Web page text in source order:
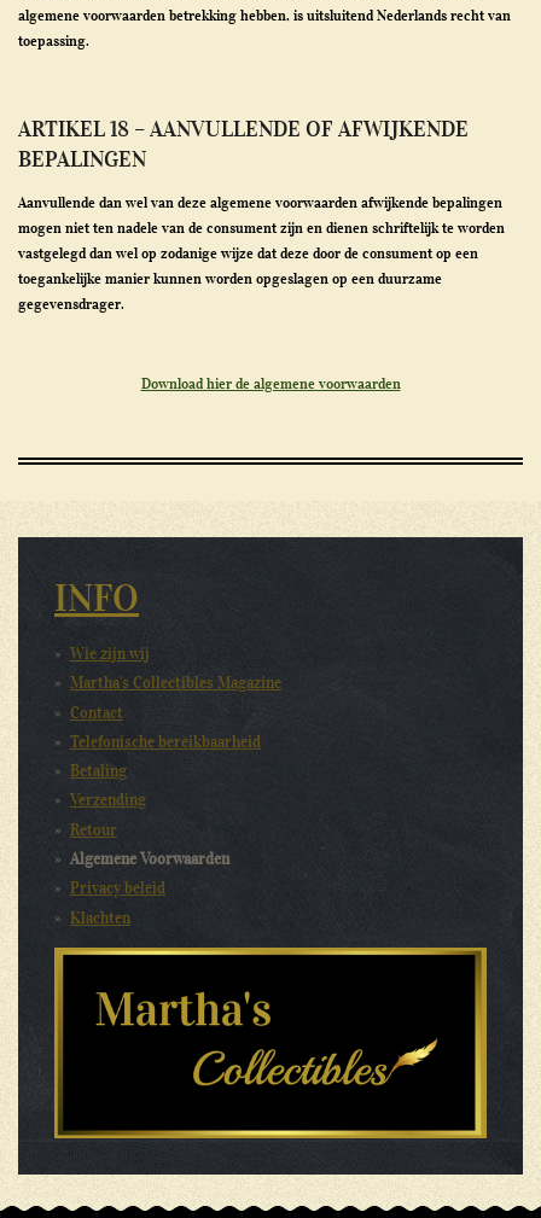
algemene voorwaarden betrekking hebben, is uitsluitend Nederlands recht van
toepassing.
ARTIKEL 18 – AANVULLENDE OF AFWIJKENDE
BEPALINGEN
Aanvullende dan wel van deze algemene voorwaarden afwijkende bepalingen
mogen niet ten nadele van de consument zijn en dienen schriftelijk te worden
vastgelegd dan wel op zodanige wijze dat deze door de consument op een
toegankelijke manier kunnen worden opgeslagen op een duurzame
gegevensdrager.
Download hier de algemene voorwaarden
INFO
Wie zijn wij
Martha's Collectibles Magazine
Contact
Telefonische bereikbaarheid
Betaling
Verzending
Retour
Algemene Voorwaarden
Privacy beleid
Klachten